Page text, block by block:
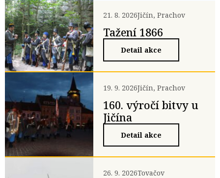
21. 8. 2026Jičín, Prachov
Tažení 1866
Detail akce
19. 9. 2026Jičín, Prachov
160. výročí bitvy u
Jičína
Detail akce
26. 9. 2026Tovačov